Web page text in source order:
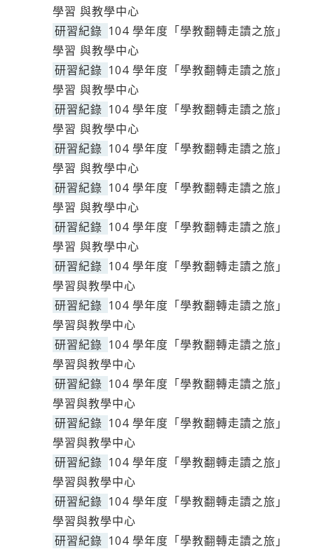
學習 與教學中心
研習紀錄 104 學年度「學教翻轉走讀之旅」
學習 與教學中心
研習紀錄 104 學年度「學教翻轉走讀之旅」
學習 與教學中心
研習紀錄 104 學年度「學教翻轉走讀之旅」
學習 與教學中心
研習紀錄 104 學年度「學教翻轉走讀之旅」
學習 與教學中心
研習紀錄 104 學年度「學教翻轉走讀之旅」
學習 與教學中心
研習紀錄 104 學年度「學教翻轉走讀之旅」
學習 與教學中心
研習紀錄 104 學年度「學教翻轉走讀之旅」
學習與教學中心
研習紀錄 104 學年度「學教翻轉走讀之旅」
學習與教學中心
研習紀錄 104 學年度「學教翻轉走讀之旅」
學習與教學中心
研習紀錄 104 學年度「學教翻轉走讀之旅」
學習與教學中心
研習紀錄 104 學年度「學教翻轉走讀之旅」
學習與教學中心
研習紀錄 104 學年度「學教翻轉走讀之旅」
學習與教學中心
研習紀錄 104 學年度「學教翻轉走讀之旅」
學習與教學中心
研習紀錄 104 學年度「學教翻轉走讀之旅」